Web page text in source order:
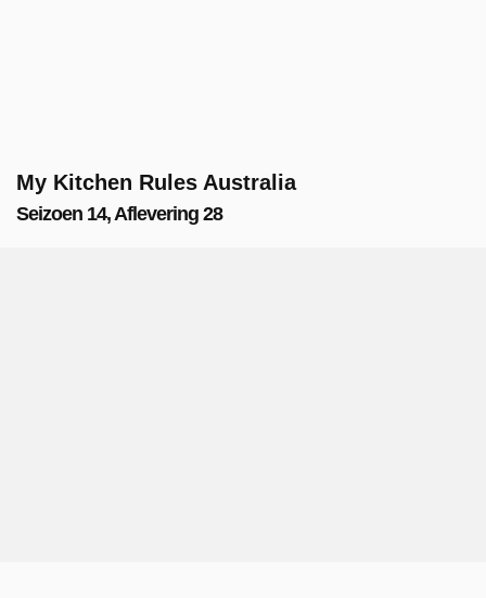
My Kitchen Rules Australia
Seizoen 14, Aflevering 28